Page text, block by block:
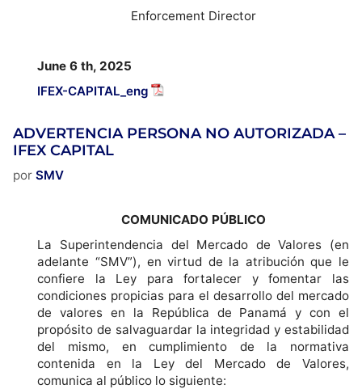
Enforcement Director
June 6 th, 2025
IFEX-CAPITAL_eng
ADVERTENCIA PERSONA NO AUTORIZADA –
IFEX CAPITAL
por SMV
COMUNICADO PÚBLICO
La Superintendencia del Mercado de Valores (en
adelante “SMV”), en virtud de la atribución que le
confiere la Ley para fortalecer y fomentar las
condiciones propicias para el desarrollo del mercado
de valores en la República de Panamá y con el
propósito de salvaguardar la integridad y estabilidad
del mismo, en cumplimiento de la normativa
contenida en la Ley del Mercado de Valores,
comunica al público lo siguiente: